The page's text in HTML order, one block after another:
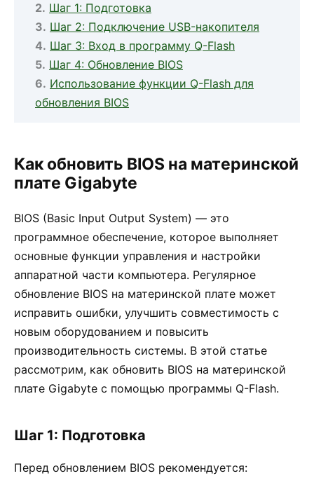
Шаг 1: Подготовка
Шаг 2: Подключение USB-накопителя
Шаг 3: Вход в программу Q-Flash
Шаг 4: Обновление BIOS
Использование функции Q-Flash для
обновления BIOS
Как обновить BIOS на материнской
плате Gigabyte
BIOS (Basic Input Output System) — это
программное обеспечение, которое выполняет
основные функции управления и настройки
аппаратной части компьютера. Регулярное
обновление BIOS на материнской плате может
исправить ошибки, улучшить совместимость с
новым оборудованием и повысить
производительность системы. В этой статье
рассмотрим, как обновить BIOS на материнской
плате Gigabyte с помощью программы Q-Flash.
Шаг 1: Подготовка
Перед обновлением BIOS рекомендуется: